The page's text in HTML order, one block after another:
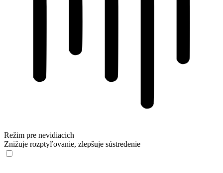
Režim pre nevidiacich
Znižuje rozptyľovanie, zlepšuje sústredenie